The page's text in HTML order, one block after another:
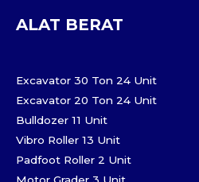
ALAT BERAT
Excavator 30 Ton 24 Unit
Excavator 20 Ton 24 Unit
Bulldozer 11 Unit
Vibro Roller 13 Unit
Padfoot Roller 2 Unit
Motor Grader 3 Unit